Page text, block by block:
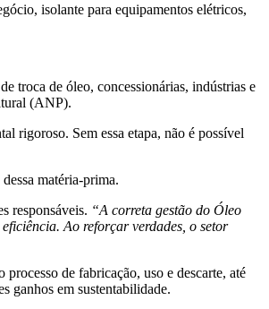
isolante para equipamentos elétricos,
troca de óleo, concessionárias, indústrias e
(ANP).
rigoroso. Sem essa etapa, não é possível
matéria-prima.
responsáveis. “A correta gestão do Óleo
Ao reforçar verdades, o setor
de fabricação, uso e descarte, até
ganhos em sustentabilidade.